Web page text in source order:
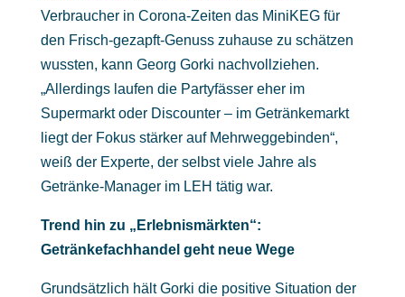
Verbraucher in Corona-Zeiten das MiniKEG für
den Frisch-gezapft-Genuss zuhause zu schätzen
wussten, kann Georg Gorki nachvollziehen.
„Allerdings laufen die Partyfässer eher im
Supermarkt oder Discounter – im Getränkemarkt
liegt der Fokus stärker auf Mehrweggebinden“,
weiß der Experte, der selbst viele Jahre als
Getränke-Manager im LEH tätig war.
Trend hin zu „Erlebnismärkten“:
Getränkefachhandel geht neue Wege
Grundsätzlich hält Gorki die positive Situation der